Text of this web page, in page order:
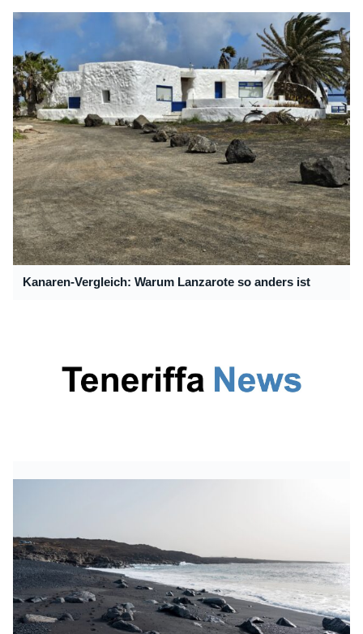
Kanaren-Vergleich: Warum Lanzarote so anders ist